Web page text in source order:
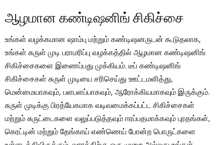
ஆழமான கண்டிஷனிங் சிகிச்சை
உங்கள் வழக்கமான ஷாம்பு மற்றும் கண்டிஷனருடன் கூடுதலாக,
உங்கள் சுருள் முடி பராமரிப்பு வழக்கத்தில் ஆழமான கண்டிஷனிங்
சிகிச்சைகளை இணைப்பது முக்கியம். டீப் கண்டிஷனிங்
சிகிச்சைகள் சுருள் முடியை சரிசெய்து ஊட்டமளித்து,
மென்மையாகவும், பளபளப்பாகவும், ஆரோக்கியமாகவும் இருக்கும்.
சுருள் முடிக்கு பிரத்யேகமாக வடிவமைக்கப்பட்ட சிகிச்சைகள்
மற்றும் சுருட்டைகளை வலுப்படுத்தவும் ஈரப்பதமாக்கவும் புரதங்கள்,
கெரட்டின் மற்றும் தேங்காய் எண்ணெய் போன்ற பொருட்களை